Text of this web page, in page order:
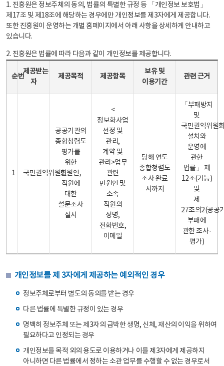
1. 진흥원은 정보주체의 동의, 법률의 특별한 규정 등 「개인정보 보호법」
제17조 및 제18조에 해당하는 경우에만 개인정보를 제3자에게 제공합니다.
또한 진흥원이 운영하는 개별 홈페이지에서 아래 사항을 상세하게 안내하고
있습니다.
2. 진흥원은 법률에 따라 다음과 같이 개인정보를 제공합니다.
순번
제공받는
자
제공목적 제공항목
보유 및
이용기간
관련 근거
1 국민권익위원회
공공기관의
종합청렴도
평가를
위한
민원인,
직원에
대한
설문조사
실시
<
정보화사업
선정 및
관리,
계약 및
관리>업무
관련
민원인 및
소속
직원의
성명,
전화번호,
이메일
당해 연도
종합청렴도
조사 완료
시까지
「부패방지
및
국민권익위원
설치와
운영에
관한
법률」 제
12조(기능)
및
제
27조의2(공공
부패에
관한 조사·
평가)
개인정보를 제 3자에게 제공하는 예외적인 경우
정보주체로부터 별도의 동의를 받는 경우
다른 법률에 특별한 규정이 있는 경우
명백히 정보주체 또는 제3자의 급박한 생명, 신체, 재산의 이익을 위하여
필요하다고 인정되는 경우
개인정보를 목적 외의 용도로 이용하거나 이를 제3자에게 제공하지
아니하면 다른 법률에서 정하는 소관 업무를 수행할 수 없는 경우로서